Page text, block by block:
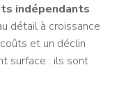
indépendants
détail à croissance
et un déclin
surface : ils sont